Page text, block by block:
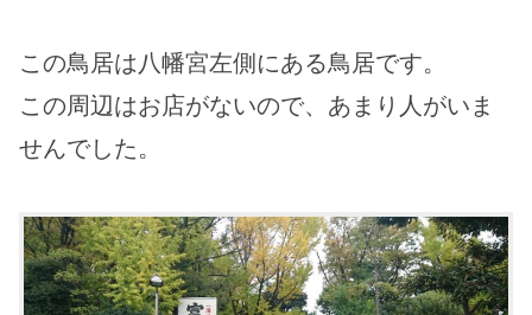
この鳥居は八幡宮左側にある鳥居です。
この周辺はお店がないので、あまり人がいま
せんでした。